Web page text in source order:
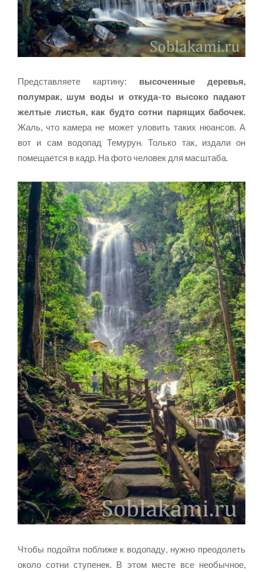
Представляете картину: высоченные деревья,
полумрак, шум воды и откуда-то высоко падают
желтые листья, как будто сотни парящих бабочек.
Жаль, что камера не может уловить таких нюансов. А
вот и сам водопад Темурун. Только так, издали он
помещается в кадр. На фото человек для масштаба.
Чтобы подойти поближе к водопаду, нужно преодолеть
около сотни ступенек. В этом месте все необычное,